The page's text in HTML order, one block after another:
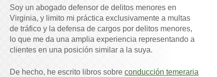
Soy un abogado defensor de delitos menores en
Virginia, y limito mi práctica exclusivamente a multas
de tráfico y la defensa de cargos por delitos menores,
lo que me da una amplia experiencia representando a
clientes en una posición similar a la suya.
De hecho, he escrito libros sobre conducción temeraria